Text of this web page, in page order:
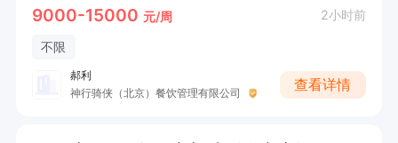
9000-15000 元/周 2小时前
不限
郝利
神行骑侠（北京）餐饮管理有限公司
查看详情